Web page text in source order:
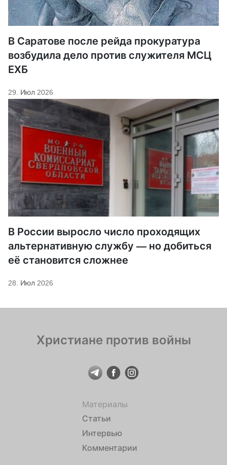
В Саратове после рейда прокуратура
возбудила дело против служителя МСЦ
ЕХБ
29. Июл 2026
В России выросло число проходящих
альтернативную службу — но добиться
её становится сложнее
28. Июл 2026
Христиане против войны
Материалы
Статьи
Интервью
Комментарии